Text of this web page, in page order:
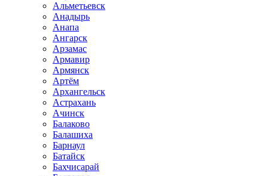
Альметьевск
Анадырь
Анапа
Ангарск
Арзамас
Армавир
Армянск
Артём
Архангельск
Астрахань
Ачинск
Балаково
Балашиха
Барнаул
Батайск
Бахчисарай